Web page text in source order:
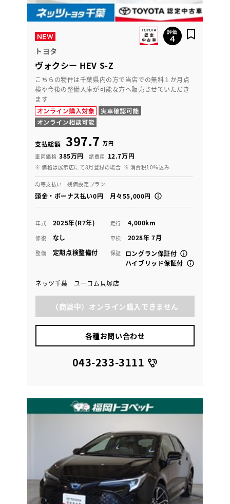
トヨタ
ヴォクシー HEV S-Z
こちらの物件は千葉県内の方で当店での無料１か月点
検や今後の整備入庫が可能な方へ販売させていただき
ます
支払総額 397.7 万円
車両価格 385万円 諸費用 12.7万円
※ 価格は展示店にて8月登録の場合 ※ 消費税10％込み
均等支払い 残価設定プラン
頭金・ボーナス払い0円 月々55,000円
年式 2025年(R7年) 走行 4,000km
修復 なし 車検 2028年 7月
整備 定期点検整備付 保証
ロングラン保証付
ハイブリッド保証付
ネッツ千葉 ユーコム貝塚店
（商談中）オンライン購入できません
各種お問い合わせ
043-233-3111